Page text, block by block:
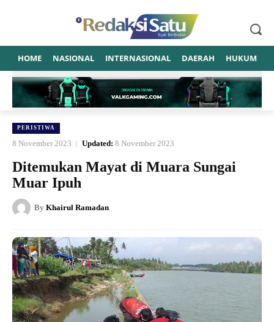
HOME NASIONAL INTERNASIONAL DAERAH HUKUM
PERISTIWA
8 November 2023 Updated: 8 November 2023
Ditemukan Mayat di Muara Sungai
Muar Ipuh
By Khairul Ramadan